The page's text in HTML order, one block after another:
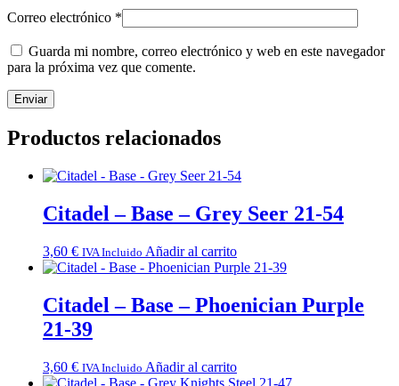
Correo electrónico *
Guarda mi nombre, correo electrónico y web en este navegador
para la próxima vez que comente.
Productos relacionados
Citadel – Base – Grey Seer 21-54
3,60 € IVA Incluido Añadir al carrito
Citadel – Base – Phoenician Purple
21-39
3,60 € IVA Incluido Añadir al carrito